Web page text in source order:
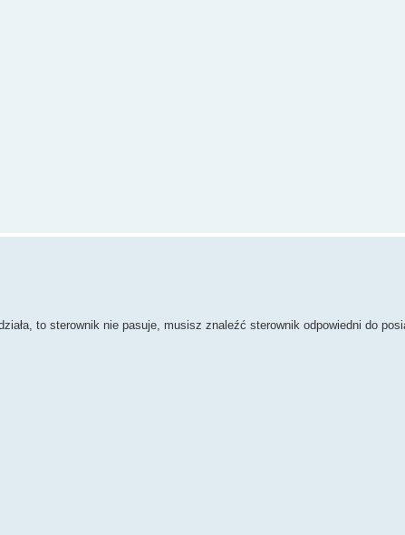
to sterownik nie pasuje, musisz znaleźć sterownik odpowiedni do